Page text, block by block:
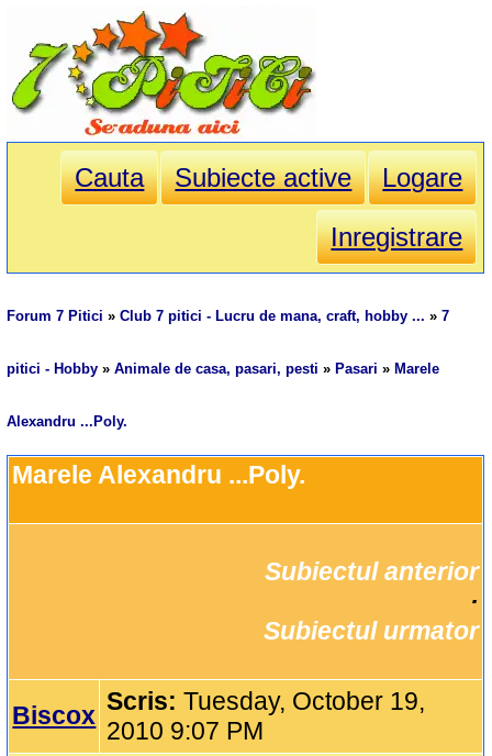
Cauta Subiecte active
Logare
Inregistrare
Forum 7 Pitici »Club 7 pitici - Lucru de mana, craft, hobby ... »7
pitici - Hobby »Animale de casa, pasari, pesti » Pasari » Marele
Alexandru ...Poly.
Marele Alexandru ...Poly.
Subiectul anterior
Subiectul urmator
Biscox Scris:Tuesday, October 19,
2010 9:07 PM